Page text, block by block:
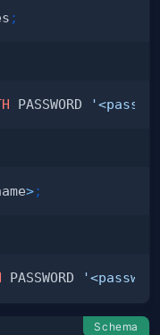
;
PASSWORD
>;
PASSWORD
Schema